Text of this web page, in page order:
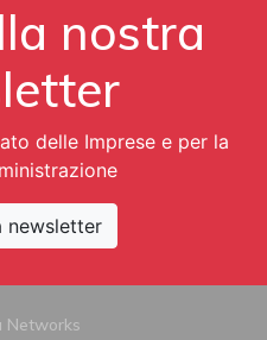
nostra
delle Imprese e per la
newsletter
Networks